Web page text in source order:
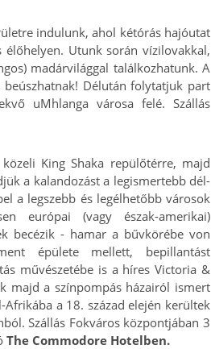
indulunk, ahol kétórás hajóutat
élőhelyen. Utunk során vízilovakkal,
madárvilággal találkozhatunk. A
Délután folytatjuk part
uMhlanga városa felé. Szállás
King Shaka repülőtérre, majd
a kalandozást a legismertebb dél-
a legszebb és legélhetőbb városok
európai (vagy észak-amerikai)
becézik - hamar a bűvkörébe von
épülete mellett, bepillantást
művészetébe is a híres Victoria &
majd a színpompás házairól ismert
a 18. század elején kerültek
Szállás Fokváros központjában 3
The Commodore Hotelben.